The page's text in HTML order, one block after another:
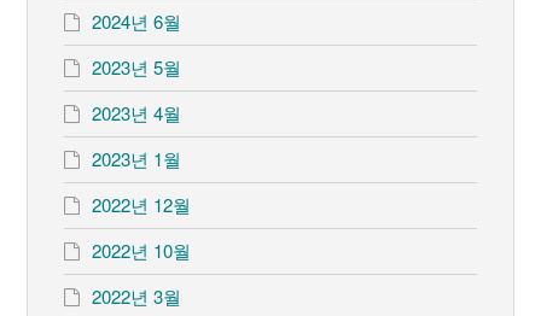
2024년 6월
2023년 5월
2023년 4월
2023년 1월
2022년 12월
2022년 10월
2022년 3월